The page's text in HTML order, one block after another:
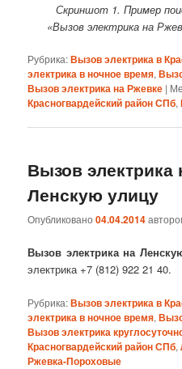
Скриншот 1. Пример
«Вызов электрика на
Рубрика:Вызов электрика в
электрика в ночное время,
Вызов электрика на Ржевке |
Красногвардейский район СПб,
Вызов электрика
Ленскую улицу
Опубликовано04.04.2014
Вызов электрика на
электрика +7 (812) 922 21 40.
Рубрика:Вызов электрика в
электрика в ночное время,
Вызов электрика
Красногвардейский район СПб,
Ржевка-Пороховые